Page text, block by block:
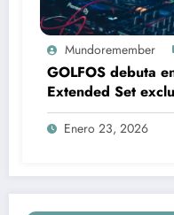
Mundoremember
GOLFOS debuta
Extended Set
PAWSA en The
Enero 23, 2026